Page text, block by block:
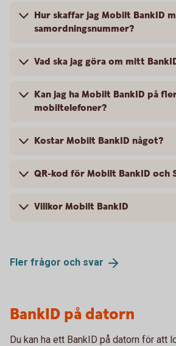
Hur skaffar jag Mobilt BankID
samordningsnummer?
Vad ska jag göra om mitt
Kan jag ha Mobilt BankID på
mobiltelefoner?
Kostar Mobilt BankID något?
QR-kod för Mobilt BankID och
Villkor Mobilt BankID
Fler frågor och svar
BankID på datorn
Du kan ha ett BankID på datorn för att